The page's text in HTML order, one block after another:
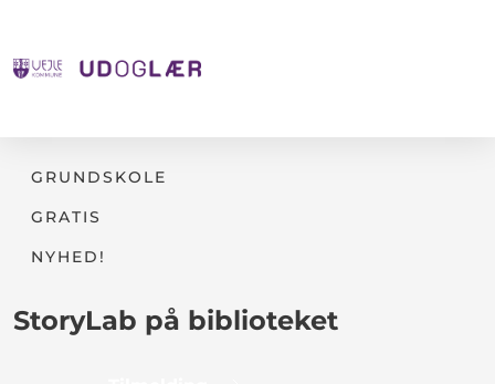
GRUNDSKOLE
GRATIS
NYHED!
StoryLab på biblioteket